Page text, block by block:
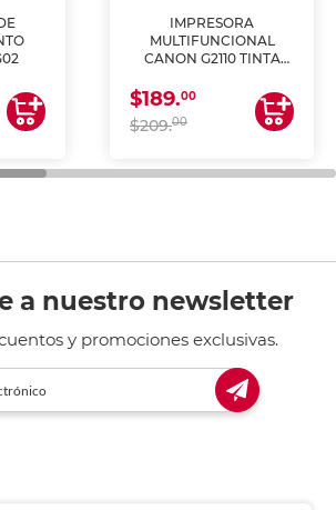
IMPRESORA
MULTIFUNCIONAL
CANON G2110 TINTA
$189.00
$209.00
a nuestro newsletter
y promociones exclusivas.